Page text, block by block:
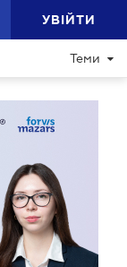
УВІЙТИ
Теми